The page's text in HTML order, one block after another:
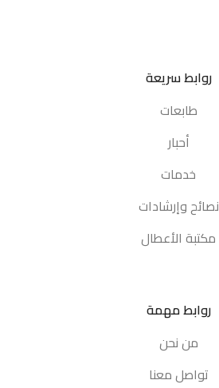
روابط مهمة
من نحن
تواصل معنا
روابط سريعة
طابعات
أحبار
خدمات
نصائح وإرشادات
مكتبة الأعطال